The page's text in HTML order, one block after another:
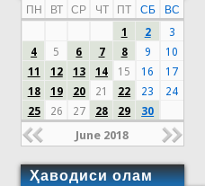
ПН ВТ СР ЧТ ПТ СБ
ВС
1
2
3
4
5 6 7 8 9
10
11
12 13 14 15 16
17
18
19 20 21 22 23
24
25
26 27 28 29 30
June 2018
Ҳаводиси олам